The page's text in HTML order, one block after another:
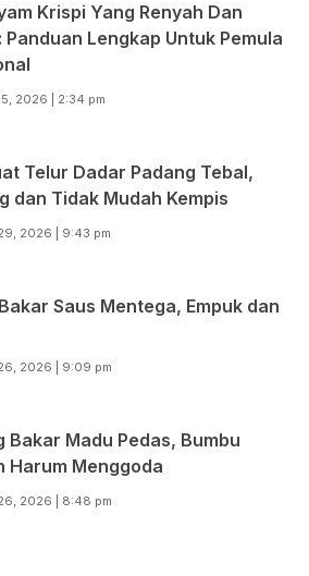
Krispi Yang Renyah Dan
Panduan Lengkap Untuk Pemula
2026 | 2:34 pm
Telur Dadar Padang Tebal,
dan Tidak Mudah Kempis
2026 | 9:43 pm
Saus Mentega, Empuk dan
2026 | 9:09 pm
Bakar Madu Pedas, Bumbu
Harum Menggoda
2026 | 8:48 pm